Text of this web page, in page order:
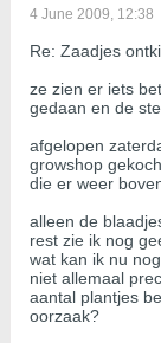
4 June 2009, 12:38
Re: Zaadjes
ze zien er iets
gedaan en de
afgelopen
growshop
die er weer
alleen de
rest zie ik nog
wat kan ik nu
niet allemaal
aantal plantjes
oorzaak?